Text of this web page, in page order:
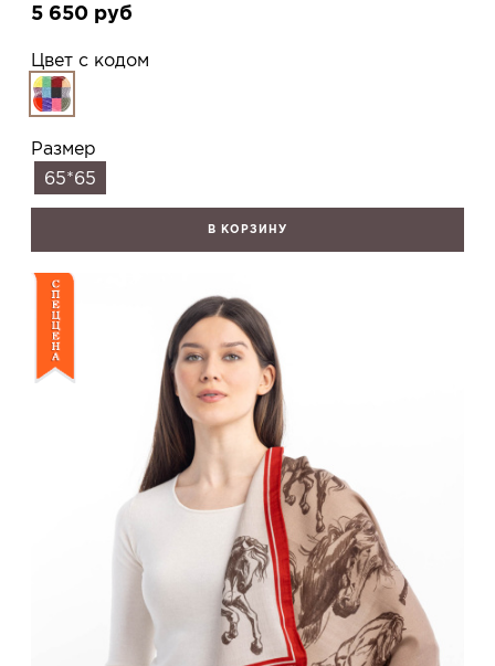
5 650 руб
Цвет с кодом
Размер
65*65
В КОРЗИНУ